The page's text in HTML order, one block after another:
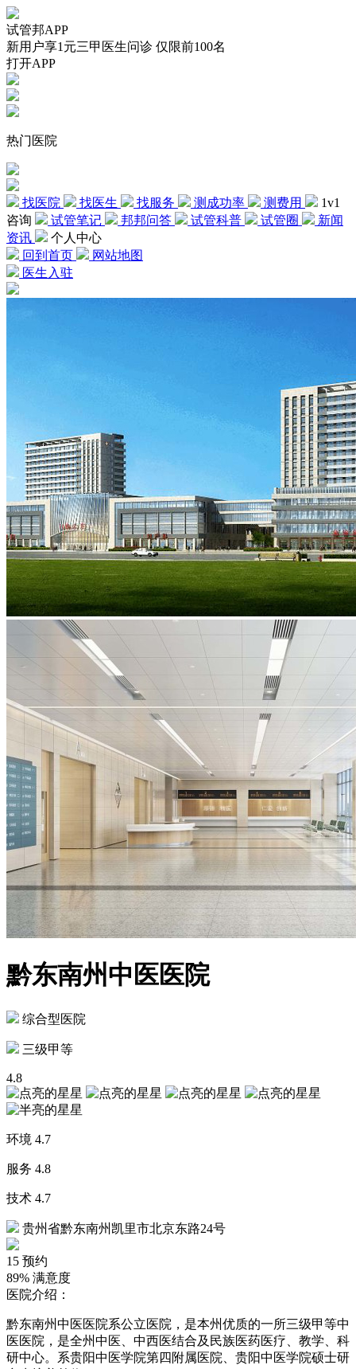
试管邦APP
新用户享1元三甲医生问诊 仅限前100名
打开APP
热门医院
找医院 找医生 找服务 测成功率 测费用
1v1
咨询
试管笔记 邦邦问答 试管科普 试管圈
新闻
资讯
个人中心
回到首页
网站地图
医生入驻
黔东南州中医医院
综合型医院
三级甲等
4.8
环境 4.7
服务 4.8
技术 4.7
贵州省黔东南州凯里市北京东路24号
15 预约
89% 满意度
医院介绍：
黔东南州中医医院系公立医院，是本州优质的一所三级甲等中
医医院，是全州中医、中西医结合及民族医药医疗、教学、科
研中心。系贵阳中医学院第四附属医院、贵阳中医学院硕士研